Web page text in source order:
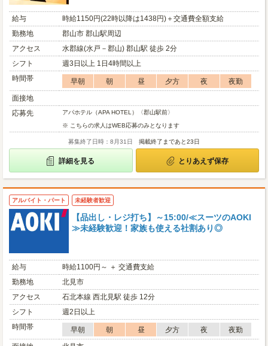
給与
時給1150円(22時以降は1438円)＋交通費全額支給
勤務地
郡山市 郡山駅周辺
アクセス
水郡線(水戸－郡山) 郡山駅 徒歩 2分
シフト
週3日以上 1日4時間以上
時間帯
早朝 朝 昼 夕方 夜
夜勤
面接地
応募先
アパホテル（APA HOTEL）〈郡山駅前〉
※ こちらの求人はWEB応募のみとなります
募集終了日時：8月31日 掲載終了まであと23日
詳細を見る とりあえず保存
アルバイト・パート 未経験者歓迎
【品出し・レジ打ち】～15:00/≪スーツのAOKI
≫未経験歓迎！家族も使える社割あり◎
給与
時給1100円～ ＋ 交通費支給
勤務地
北見市
アクセス
石北本線 西北見駅 徒歩 12分
シフト
週2日以上
時間帯
早朝 朝 昼 夕方 夜
夜勤